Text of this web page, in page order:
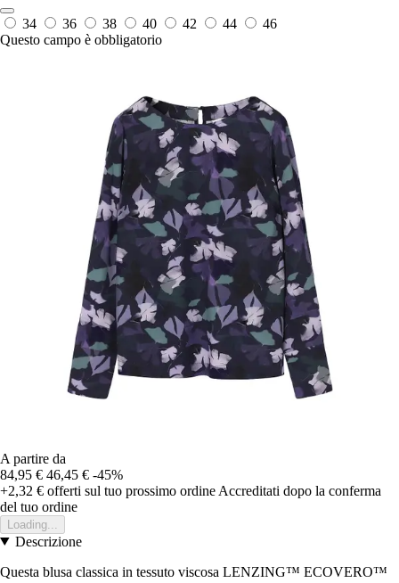
34 36 38 40 42 44
46
Questo campo è obbligatorio
A partire da
84,95 € 46,45 € -45%
+2,32 € offerti sul tuo prossimo ordine Accreditati dopo la conferma
del tuo ordine
Loading...
Descrizione
Questa blusa classica in tessuto viscosa LENZING™ ECOVERO™